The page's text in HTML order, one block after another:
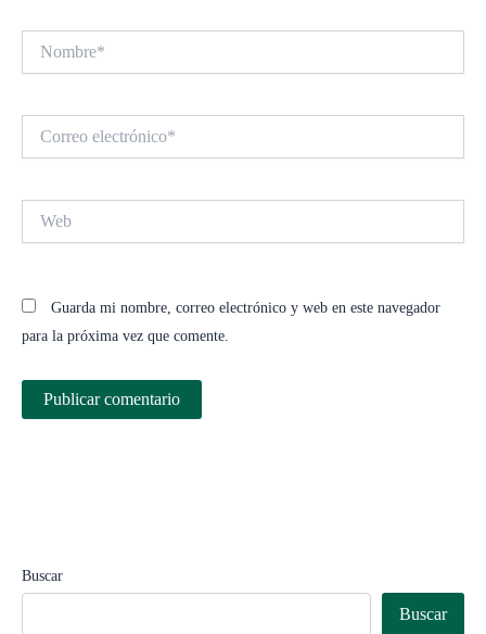
electrónico*
Guarda mi nombre, correo electrónico y web en este navegador
para la próxima vez que comente.
Buscar
Buscar